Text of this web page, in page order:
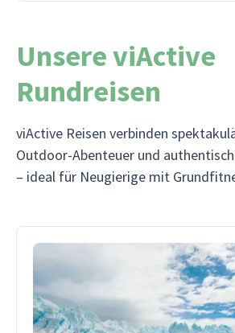
Unsere viActive
Rundreisen
viActive Reisen verbinden
Outdoor-Abenteuer und
– ideal für Neugierige mit